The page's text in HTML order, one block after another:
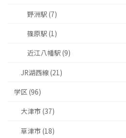
野洲駅 (7)
篠原駅 (1)
近江八幡駅 (9)
JR湖西線 (21)
学区 (96)
大津市 (37)
草津市 (18)